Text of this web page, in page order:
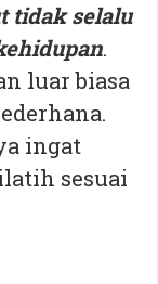
tidak selalu
.
luar biasa
ingat
sesuai